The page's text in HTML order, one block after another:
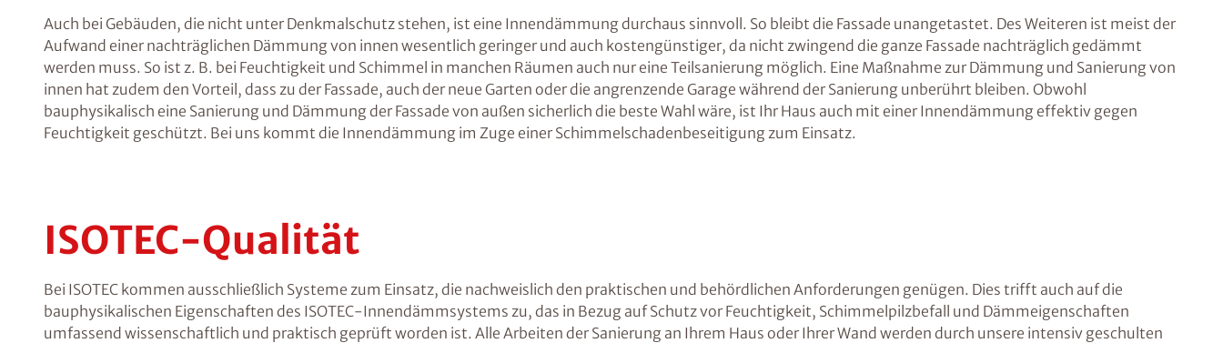
Auch bei Gebäuden, die nicht unter Denkmalschutz stehen, ist eine Innendämmung durchaus sinnvoll. So bleibt die Fassade unangetastet. Des Weiteren ist meist der
Aufwand einer nachträglichen Dämmung von innen wesentlich geringer und auch kostengünstiger, da nicht zwingend die ganze Fassade nachträglich gedämmt
werden muss. So ist z. B. bei Feuchtigkeit und Schimmel in manchen Räumen auch nur eine Teilsanierung möglich. Eine Maßnahme zur Dämmung und Sanierung von
innen hat zudem den Vorteil, dass zu der Fassade, auch der neue Garten oder die angrenzende Garage während der Sanierung unberührt bleiben. Obwohl
bauphysikalisch eine Sanierung und Dämmung der Fassade von außen sicherlich die beste Wahl wäre, ist Ihr Haus auch mit einer Innendämmung effektiv gegen
Feuchtigkeit geschützt. Bei uns kommt die Innendämmung im Zuge einer Schimmelschadenbeseitigung zum Einsatz.
ISOTEC-Qualität
Bei ISOTEC kommen ausschließlich Systeme zum Einsatz, die nachweislich den praktischen und behördlichen Anforderungen genügen. Dies trifft auch auf die
bauphysikalischen Eigenschaften des ISOTEC-Innendämmsystems zu, das in Bezug auf Schutz vor Feuchtigkeit, Schimmelpilzbefall und Dämmeigenschaften
umfassend wissenschaftlich und praktisch geprüft worden ist. Alle Arbeiten der Sanierung an Ihrem Haus oder Ihrer Wand werden durch unsere intensiv geschulten